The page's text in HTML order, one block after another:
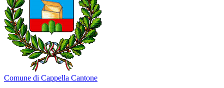
Comune di Cappella Cantone